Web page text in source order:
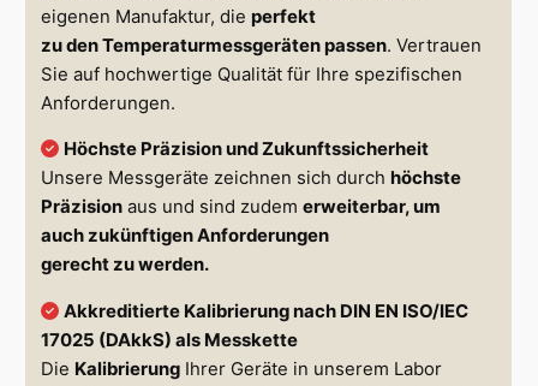
eigenen Manufaktur, dieperfekt
zu den Temperaturmessgeräten passen. Vertrauen
Sie auf hochwertige Qualität für Ihre spezifischen
Anforderungen.
Höchste Präzision und Zukunftssicherheit
Unsere Messgeräte zeichnen sich durchhöchste
Präzision aus und sind zudemerweiterbar, um
auch zukünftigen Anforderungen
gerecht zu werden.
Akkreditierte Kalibrierung nach DIN EN ISO/IEC
17025 (DAkkS) als Messkette
Die Kalibrierung Ihrer Geräte in unserem Labor